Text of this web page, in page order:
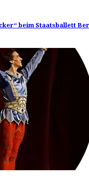
beim Staatsballett